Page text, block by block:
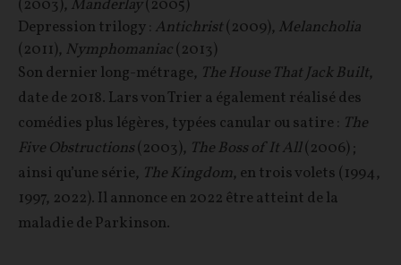
(2003), Manderlay(2005)
Depression trilogy : Antichrist (2009), Melancholia
(2011), Nymphomaniac(2013)
Son dernier long-métrage, The House That Jack Built,
date de 2018. Lars von Trier a également réalisé des
comédies plus légères, typées canular ou satire : The
Five Obstructions(2003), The Boss of It All(2006) ;
ainsi qu’une série, The Kingdom, en trois volets (1994,
1997, 2022). Il annonce en 2022 être atteint de la
maladie de Parkinson.